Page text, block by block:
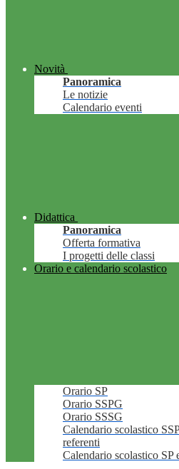
Novità
Panoramica
Le notizie
Calendario eventi
Didattica
Panoramica
Offerta formativa
I progetti delle classi
Orario e calendario scolastico
Orario SP
Orario SSPG
Orario SSSG
Calendario scolastico
referenti
Calendario scolastico SP